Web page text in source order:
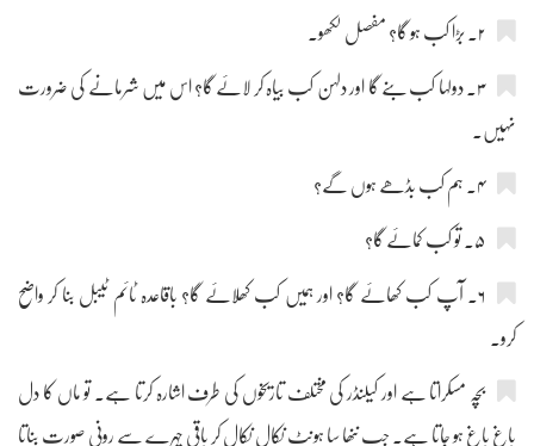
۲۔ بڑا کب ہو گا؟ مفصل لکھو۔
۳۔ دولہا کب بنے گا اور دلہن کب بیاہ کر لائے گا؟ اس میں شرمانے کی ضرورت
نہیں۔
۴۔ ہم کب بڈھے ہوں گے؟
۵۔ تو کب کمائے گا؟
۶۔ آپ کب کھائے گا؟ اور ہمیں کب کھلائے گا؟ باقاعدہ ٹائم ٹیبل بنا کر واضح
کرو۔
بچہ مسکراتا ہے اور کیلنڈر کی مختلف تاریخوں کی طرف اشارہ کرتا ہے۔ تو ماں کا دل
باغ باغ ہو جاتا ہے۔ جب ننھا سا ہونٹ نکال نکال کر باقی چہرے سے رونی صورت بناتا